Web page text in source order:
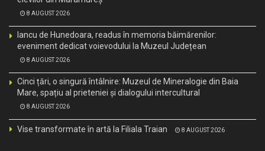
8 AUGUST 2026
Iancu de Hunedoara, readus în memoria băimărenilor:
eveniment dedicat voievodului la Muzeul Județean
8 AUGUST 2026
Cinci țări, o singură întâlnire: Muzeul de Mineralogie din Baia
Mare, spațiu al prieteniei și dialogului intercultural
8 AUGUST 2026
Vise transformate în artă la Filiala Traian 8 AUGUST 2026